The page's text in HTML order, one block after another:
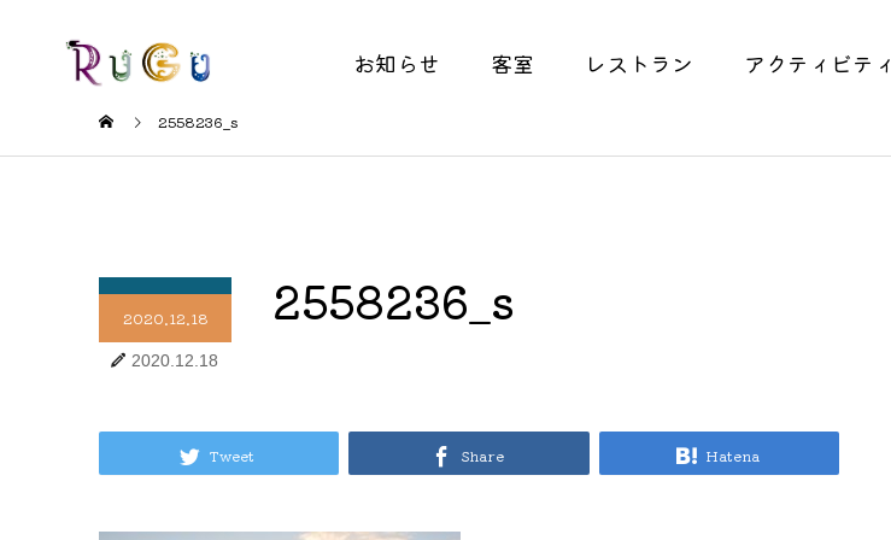
お知らせ 客室 レストラン アクティビティ
2558236_s
2020.12.18
2020.12.18
2558236_s
Tweet Share Hatena